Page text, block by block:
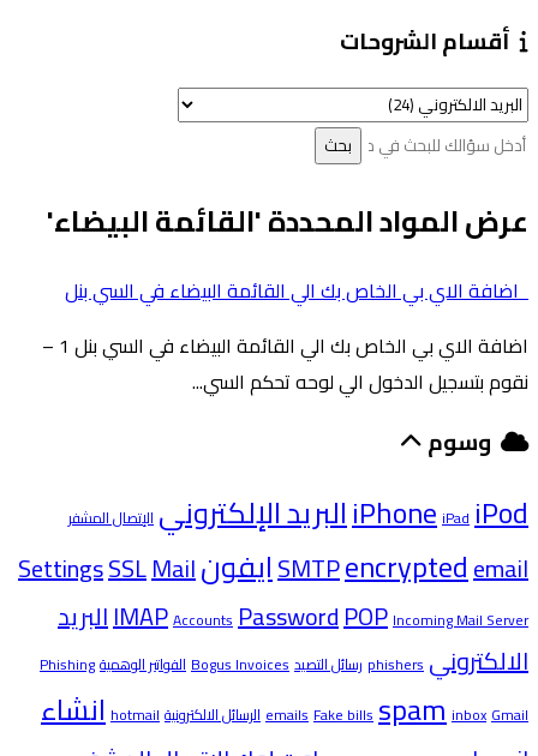
أقسام الشروحات
عرض المواد المحددة 'القائمة البيضاء'
اضافة الاي بي الخاص بك الي القائمة البيضاء في السي بنل
اضافة الاي بي الخاص بك الي القائمة البيضاء في السي بنل 1 –
نقوم بتسجيل الدخول الي لوحه تحكم السي...
وسوم
iPhoneiPadiPod البريد الإلكتروني الإتصال المشفر
SMTPencryptedemail ايفون SettingsSSLMail
IMAPAccountsPasswordPOPIncoming Mail Server
البريد
الالكتروني phishers رسائل التصيدBogus Invoicesالفواتير الوهميةPhishing
emailsFake billsspaminboxGmail الرسائل الالكترونيةhotmailانشاء